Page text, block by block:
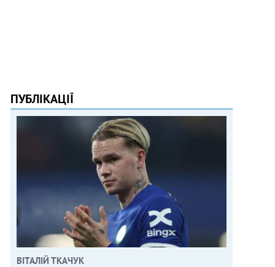
ПУБЛІКАЦІЇ
ВІТАЛІЙ ТКАЧУК